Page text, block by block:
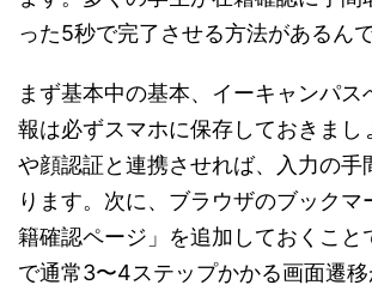
った5秒で完了させる方法があるんで
まず基本中の基本、イーキャンパス
報は必ずスマホに保存しておきまし
や顔認証と連携させれば、入力の手
ります。次に、ブラウザのブックマ
籍確認ページ」を追加しておくこと
で通常3〜4ステップかかる画面遷